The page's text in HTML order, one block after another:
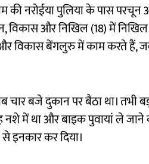
की नरोईया पुलिया के पास
विकास और निखिल (18) में
और विकास बेंगलुरु में काम करते
बजे दुकान पर बैठा था। तभी
में था और बाइक पुवायां ले
इनकार कर दिया।